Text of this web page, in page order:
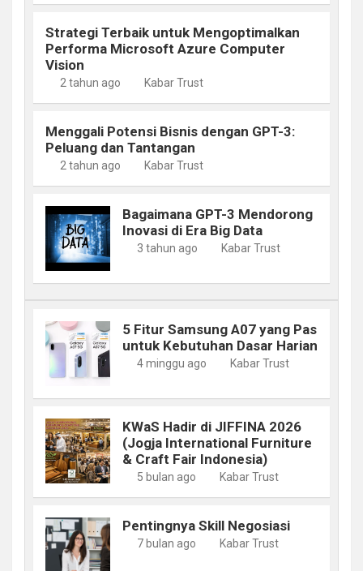
Strategi Terbaik untuk Mengoptimalkan
Performa Microsoft Azure Computer
Vision
2 tahun ago Kabar Trust
Menggali Potensi Bisnis dengan GPT-3:
Peluang dan Tantangan
2 tahun ago Kabar Trust
Bagaimana GPT-3 Mendorong
Inovasi di Era Big Data
3 tahun ago Kabar Trust
5 Fitur Samsung A07 yang Pas
untuk Kebutuhan Dasar Harian
4 minggu ago Kabar Trust
KWaS Hadir di JIFFINA 2026
(Jogja International Furniture
& Craft Fair Indonesia)
5 bulan ago Kabar Trust
Pentingnya Skill Negosiasi
7 bulan ago Kabar Trust